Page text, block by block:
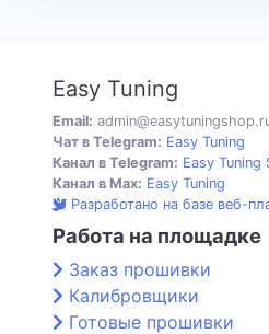
Easy Tuning
Email:
Чат в Telegram: Easy Tuning
Канал в Telegram: Easy Tuning
Канал в Max: Easy Tuning
Разработано на базе веб-
Работа на площадке
Заказ прошивки
Калибровщики
Готовые прошивки